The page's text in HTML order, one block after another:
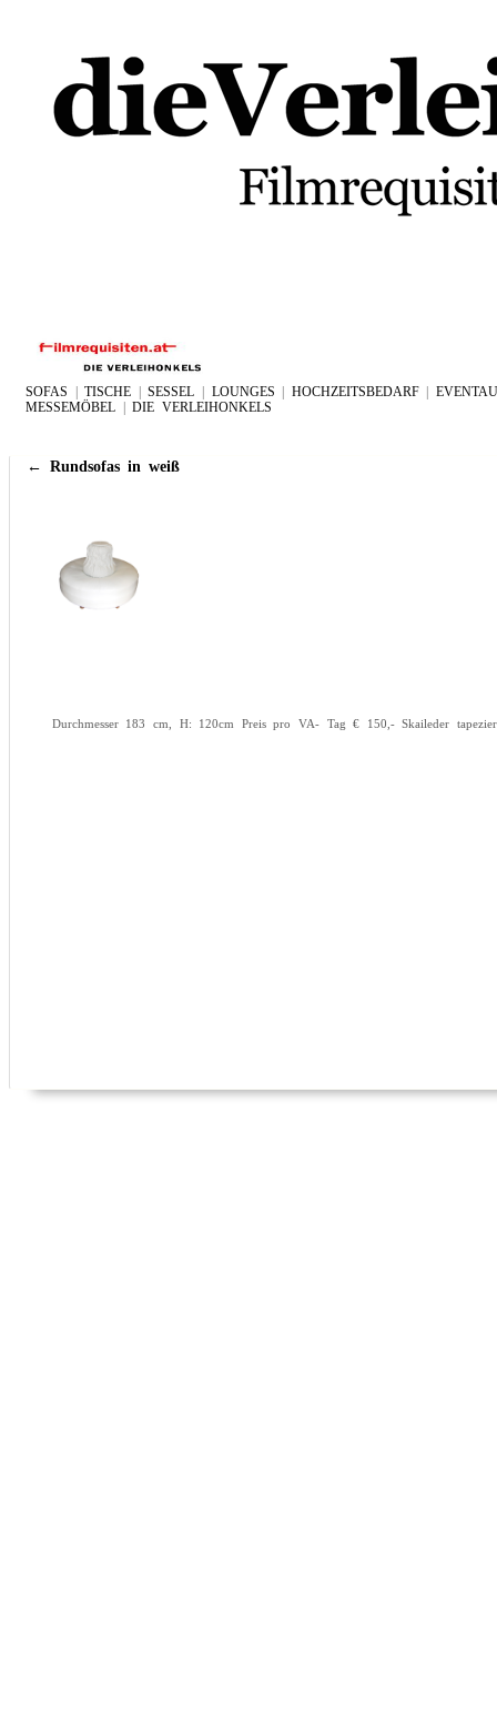
SOFAS |TISCHE |SESSEL LOUNGES HOCHZEITSBEDARF|
MESSEMÖBEL |DIE VERLEIHONKELS
← Rundsofas in weiß
Durchmesser 183 cm, H: 120cm Preis pro VA- Tag € 150,- Skaileder